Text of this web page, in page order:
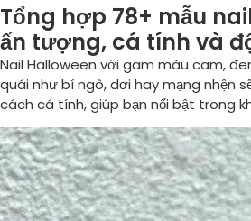
Tổng hợp 78+ mẫu
ấn tượng, cá tính và
Nail Halloween với gam màu cam,
quái như bí ngô, dơi hay mạng nhện
cách cá tính, giúp bạn nổi bật trong